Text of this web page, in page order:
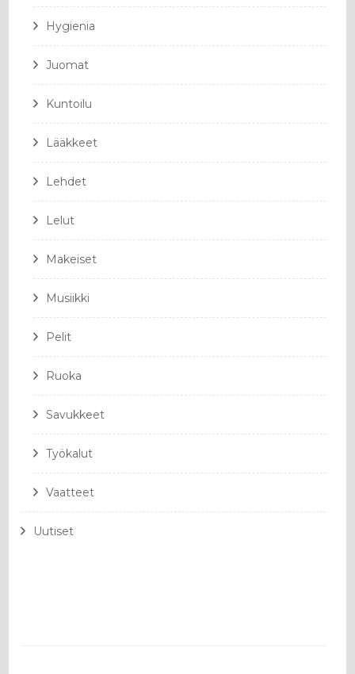
Hygienia
Juomat
Kuntoilu
Lääkkeet
Lehdet
Lelut
Makeiset
Musiikki
Pelit
Ruoka
Savukkeet
Työkalut
Vaatteet
Uutiset